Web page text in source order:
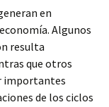
en
Algunos
resulta
que otros
importantes
de los ciclos